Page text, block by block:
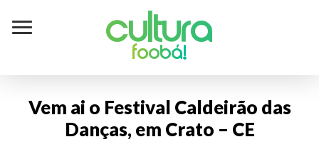
Cultura
foobá!
Vem ai o Festival Caldeirão das
Danças, em Crato – CE